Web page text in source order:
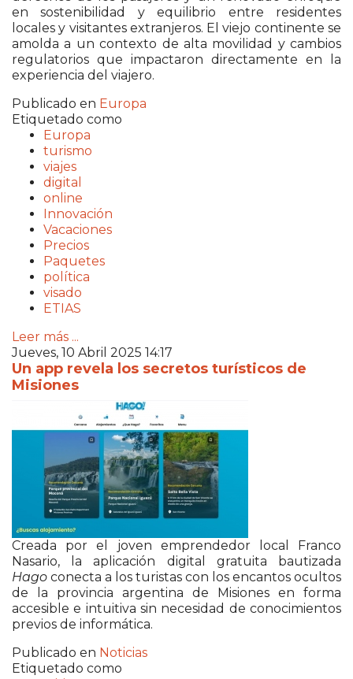
en sostenibilidad y equilibrio entre residentes
locales y visitantes extranjeros. El viejo continente se
amolda a un contexto de alta movilidad y cambios
regulatorios que impactaron directamente en la
experiencia del viajero.
Publicado en Europa
Etiquetado como
Europa
turismo
viajes
digital
online
Innovación
Vacaciones
Precios
Paquetes
política
visado
ETIAS
Leer más ...
Jueves, 10 Abril 2025 14:17
Un app revela los secretos turísticos de
Misiones
Creada por el joven emprendedor local Franco
Nasario, la aplicación digital gratuita bautizada
Hago conecta a los turistas con los encantos ocultos
de la provincia argentina de Misiones en forma
accesible e intuitiva sin necesidad de conocimientos
previos de informática.
Publicado en Noticias
Etiquetado como